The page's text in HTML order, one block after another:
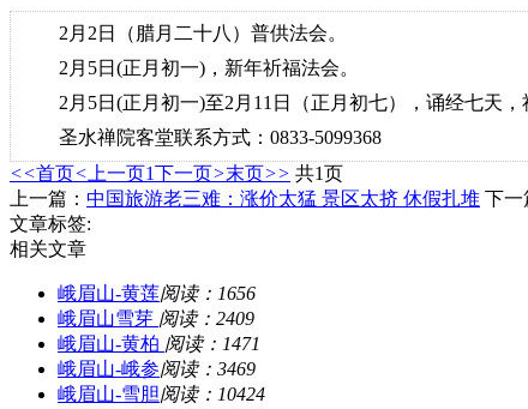
2月2日（腊月二十八）普供法会。
2月5日(正月初一)，新年祈福法会。
2月5日(正月初一)至2月11日（正月初七），诵经七天，
圣水禅院客堂联系方式：0833-5099368
<<首页< 上一页1下一页>末页>> 共1页
上一篇： 中国旅游老三难：涨价太猛 景区太挤 休假扎堆 下一
文章标签:
相关文章
峨眉山-黄莲阅读：1656
峨眉山雪芽 阅读：2409
峨眉山-黄柏 阅读：1471
峨眉山-峨参阅读：3469
峨眉山-雪胆阅读：10424